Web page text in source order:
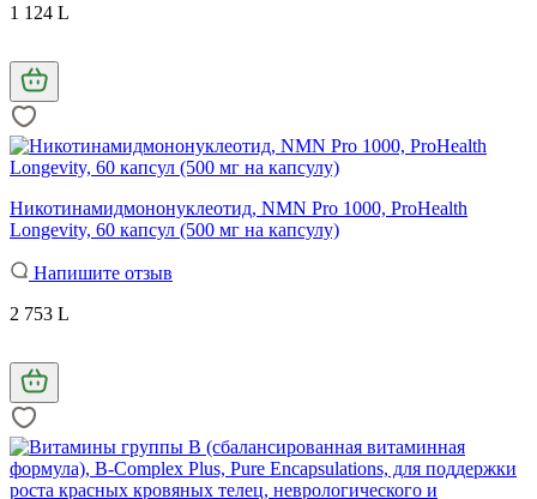
1 124 L
Никотинамидмононуклеотид, NMN Pro 1000, ProHealth
Longevity, 60 капсул (500 мг на капсулу)
Напишите отзыв
2 753 L